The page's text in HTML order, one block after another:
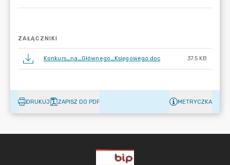
ZAŁĄCZNIKI
Konkurs_na_Głównego_Księgowego.doc 37.5 KB
DRUKUJ ZAPISZ DO PDF METRYCZKA